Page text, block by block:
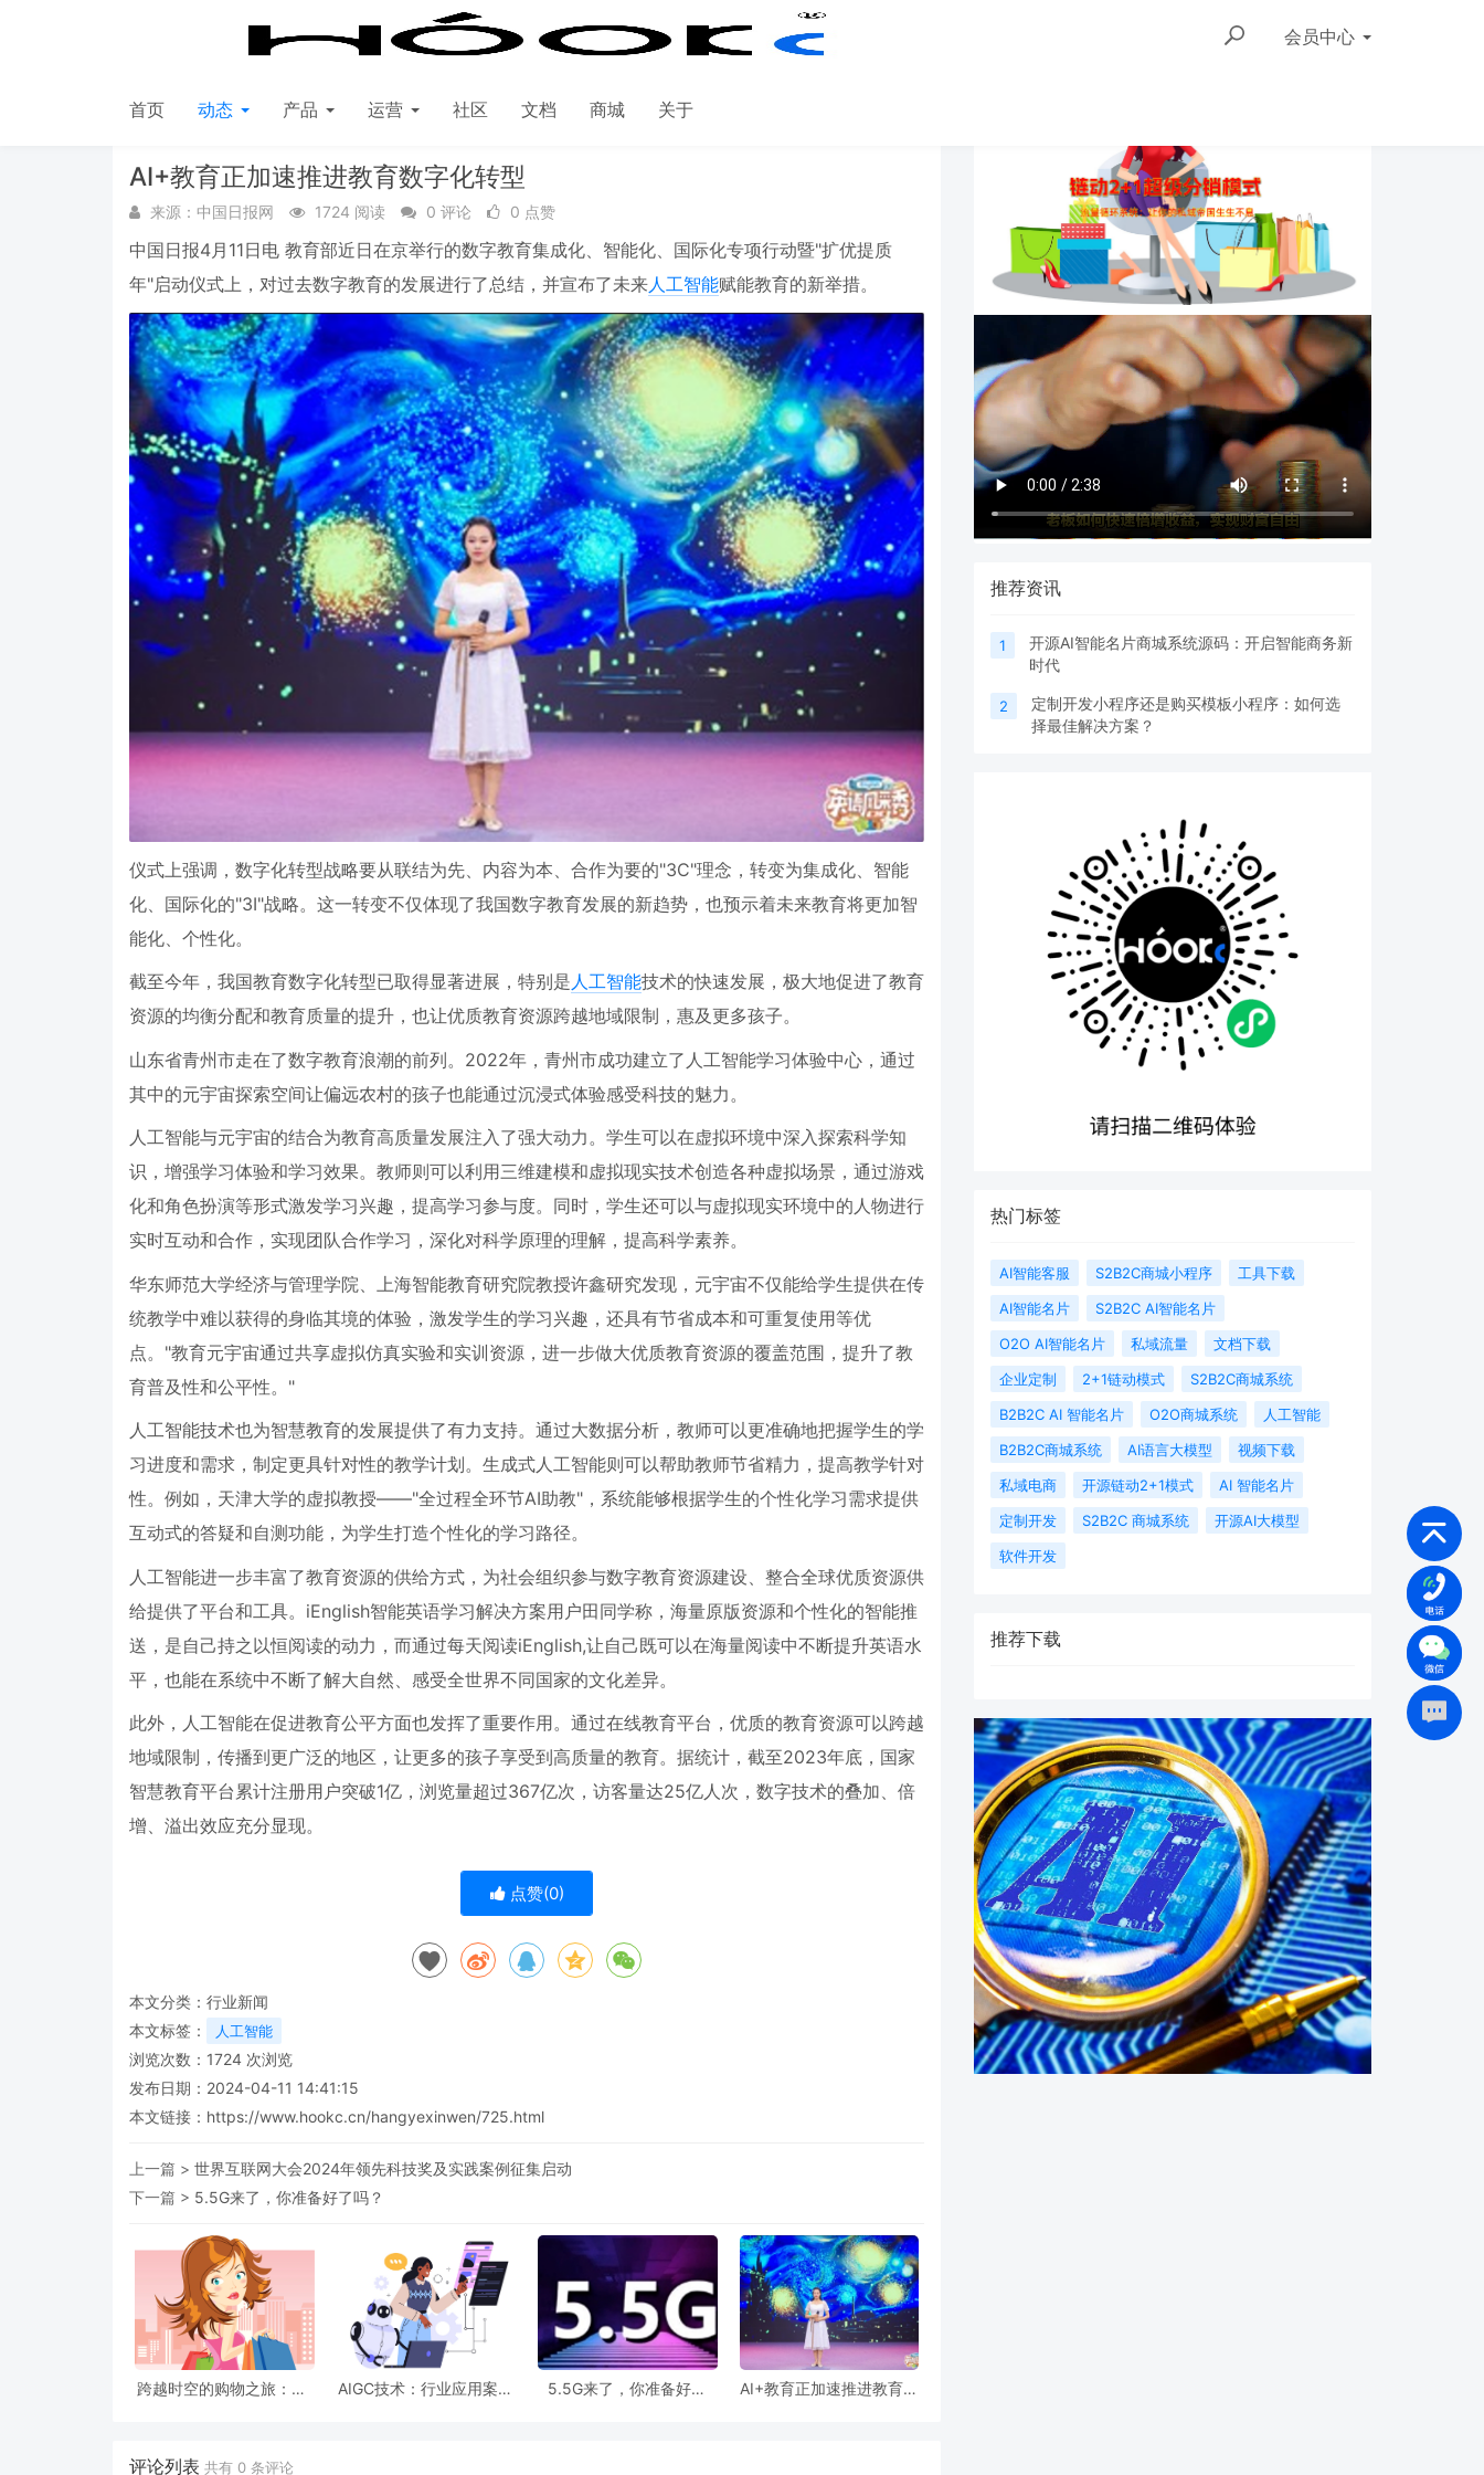
首页 动态 产品 运营 社区 文档 商城 关于
会员中心
首页 动态 行业新闻
AI+教育正加速推进教育数字化转型
来源：中国日报网 1724 阅读 0 评论 0 点赞
中国日报4月 11日电 教育部近日在京举行的数字教育集成化、智能化、国际化专项行动暨"扩优提质
年"启动仪式上，对过去数字教育的发展进行了总结，并宣布了未来人工智能赋能教育的新举措。
仪式上强调，数字化转型战略要从联结为先、内容为本、合作为要的"3C"理念，转变为集成化、智能
化、国际化的"3I"战略。这一转变不仅体现了我国数字教育发展的新趋势，也预示着未来教育将更加智
能化、个性化。
截至今年，我国教育数字化转型已取得显著进展，特别是人工智能技术的快速发展，极大地促进了教育
资源的均衡分配和教育质量的提升，也让优质教育资源跨越地域限制，惠及更多孩子。
山东省青州市走在了数字教育浪潮的前列。 2022年，青州市成功建立了人工智能学习体验中心，通过
其中的元宇宙探索空间让偏远农村的孩子也能通过沉浸式体验感受科技的魅力。
人工智能与元宇宙的结合为教育高质量发展注入了强大动力。学生可以在虚拟环境中深入探索科学知
识，增强学习体验和学习效果。教师则可以利用三维建模和虚拟现实技术创造各种虚拟场景，通过游戏
化和角色扮演等形式激发学习兴趣，提高学习参与度。同时，学生还可以与虚拟现实环境中的人物进行
实时互动和合作，实现团队合作学习，深化对科学原理的理解，提高科学素养。
华东师范大学经济与管理学院、上海智能教育研究院教授许鑫研究发现，元宇宙不仅能给学生提供在传
统教学中难以获得的身临其境的体验，激发学生的学习兴趣，还具有节省成本和可重复使用等优
点。 "教育元宇宙通过共享虚拟仿真实验和实训资源，进一步做大优质教育资源的覆盖范围，提升了教
育普及性和公平性。 "
人工智能技术也为智慧教育的发展提供了有力支持。通过大数据分析，教师可以更准确地把握学生的学
习进度和需求，制定更具针对性的教学计划。生成式人工智能则可以帮助教师节省精力，提高教学针对
性。例如，天津大学的虚拟教授——"全过程全环节AI助教" ，系统能够根据学生的个性化学习需求提供
互动式的答疑和自测功能，为学生打造个性化的学习路径。
人工智能进一步丰富了教育资源的供给方式，为社会组织参与数字教育资源建设、整合全球优质资源供
给提供了平台和工具。 iEnglish智能英语学习解决方案用户田同学称，海量原版资源和个性化的智能推
送，是自己持之以恒阅读的动力，而通过每天阅读iEnglish,让自己既可以在海量阅读中不断提升英语水
平，也能在系统中不断了解大自然、感受全世界不同国家的文化差异。
此外，人工智能在促进教育公平方面也发挥了重要作用。通过在线教育平台，优质的教育资源可以跨越
地域限制，传播到更广泛的地区，让更多的孩子享受到高质量的教育。据统计，截至2023年底，国家
智慧教育平台累计注册用户突破1亿，浏览量超过367亿次，访客量达25亿人次，数字技术的叠加、倍
增、溢出效应充分显现。
点赞(0)
本文分类： 行业新闻
本文标签：
人工智能
浏览次数： 1724 次浏览
发布日期：2024-04-11 14:41:15
本文链接： https://www.hookc.cn/hangyexinwen/725.html
上一篇 > 世界互联网大会2024年领先科技奖及实践案例征集启动
下一篇 > 5.5G来了，你准备好了吗？
跨越时空的购物之旅：5G
AIGC技术：行业应用案例
5.5G来了，你准备好了
AI+教育正加速推进教育数
评论列表 共有 0 条评论
推荐资讯
1
开源AI智能名片商城系统源码：开启智能商务新
时代
2
定制开发小程序还是购买模板小程序：如何选
择最佳解决方案？
热门标签
AI智能客服 S2B2C商城小程序
工具下载
AI智能名片
S2B2C AI智能名片
O2O AI智能名片
私域流量
文档下载
企业定制
2+1链动模式
S2B2C商城系统
B2B2C AI 智能名片
O2O商城系统
人工智能
B2B2C商城系统
AI语言大模型
视频下载
私域电商
开源链动2+1模式
AI 智能名片
定制开发
S2B2C 商城系统
开源AI大模型
软件开发
推荐下载